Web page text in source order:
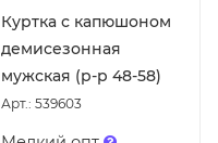
Куртка с капюшоном
демисезонная
мужская (р-р 48-58)
Арт.: 539603